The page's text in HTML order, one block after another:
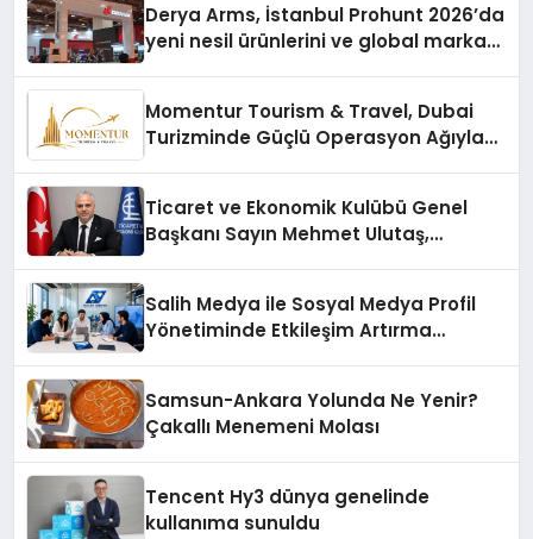
Derya Arms, İstanbul Prohunt 2026’da
yeni nesil ürünlerini ve global marka
Momentur Tourism & Travel, Dubai
Turizminde Güçlü Operasyon Ağıyla
Ticaret ve Ekonomik Kulübü Genel
Başkanı Sayın Mehmet Ulutaş,
Salih Medya ile Sosyal Medya Profil
Yönetiminde Etkileşim Artırma
Samsun-Ankara Yolunda Ne Yenir?
Çakallı Menemeni Molası
Tencent Hy3 dünya genelinde
kullanıma sunuldu